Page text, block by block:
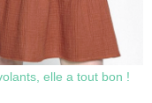
elle a tout bon !